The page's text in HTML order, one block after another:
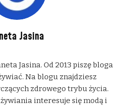
Jasina
Jasina. Od 2013 piszę bloga
Na blogu znajdziesz
zdrowego trybu życia.
interesuje się modą i